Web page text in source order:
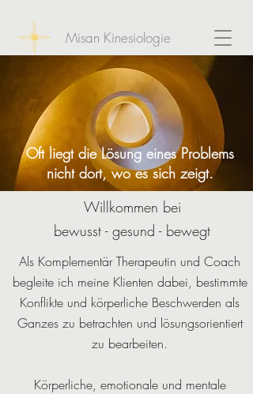
Misan Kinesiologie
Oft liegt die Lösung eines Problems
nicht dort, wo es sich zeigt.
Willkommen bei
bewusst - gesund - bewegt
Als Komplementär Therapeutin und Coach
begleite ich meine Klienten dabei, bestimmte
Konflikte und körperliche Beschwerden als
Ganzes zu betrachten und lösungsorientiert
zu bearbeiten.
Körperliche, emotionale und mentale